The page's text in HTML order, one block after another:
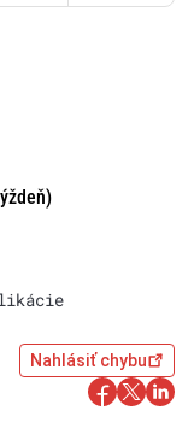
Nahlásiť chybu